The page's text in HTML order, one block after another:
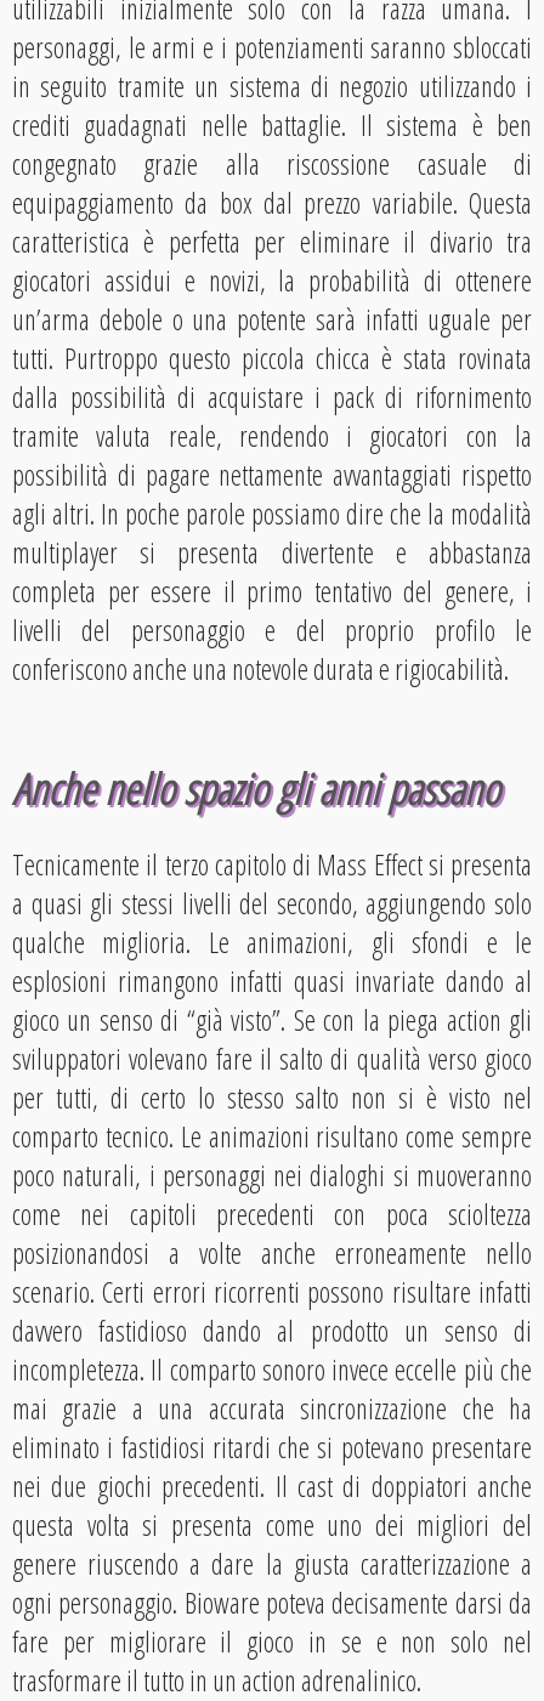
utilizzabili inizialmente solo con la razza umana. I
personaggi, le armi e i potenziamenti saranno sbloccati
in seguito tramite un sistema di negozio utilizzando i
crediti guadagnati nelle battaglie. Il sistema è ben
congegnato grazie alla riscossione casuale di
equipaggiamento da box dal prezzo variabile. Questa
caratteristica è perfetta per eliminare il divario tra
giocatori assidui e novizi, la probabilità di ottenere
un’arma debole o una potente sarà infatti uguale per
tutti. Purtroppo questo piccola chicca è stata rovinata
dalla possibilità di acquistare i pack di rifornimento
tramite valuta reale, rendendo i giocatori con la
possibilità di pagare nettamente avvantaggiati rispetto
agli altri. In poche parole possiamo dire che la modalità
multiplayer si presenta divertente e abbastanza
completa per essere il primo tentativo del genere, i
livelli del personaggio e del proprio profilo le
conferiscono anche una notevole durata e rigiocabilità.
Anche nello spazio gli anni passano
Tecnicamente il terzo capitolo di Mass Effect si presenta
a quasi gli stessi livelli del secondo, aggiungendo solo
qualche miglioria. Le animazioni, gli sfondi e le
esplosioni rimangono infatti quasi invariate dando al
gioco un senso di “già visto”. Se con la piega action gli
sviluppatori volevano fare il salto di qualità verso gioco
per tutti, di certo lo stesso salto non si è visto nel
comparto tecnico. Le animazioni risultano come sempre
poco naturali, i personaggi nei dialoghi si muoveranno
come nei capitoli precedenti con poca scioltezza
posizionandosi a volte anche erroneamente nello
scenario. Certi errori ricorrenti possono risultare infatti
davvero fastidioso dando al prodotto un senso di
incompletezza. Il comparto sonoro invece eccelle più che
mai grazie a una accurata sincronizzazione che ha
eliminato i fastidiosi ritardi che si potevano presentare
nei due giochi precedenti. Il cast di doppiatori anche
questa volta si presenta come uno dei migliori del
genere riuscendo a dare la giusta caratterizzazione a
ogni personaggio. Bioware poteva decisamente darsi da
fare per migliorare il gioco in se e non solo nel
trasformare il tutto in un action adrenalinico.